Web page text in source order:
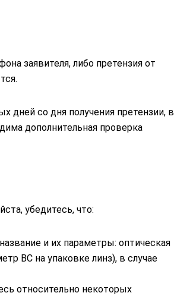
заявителя, либо претензия от
дней со дня получения претензии, в
дополнительная проверка
убедитесь, что:
и их параметры: оптическая
BC на упаковке линз), в случае
относительно некоторых